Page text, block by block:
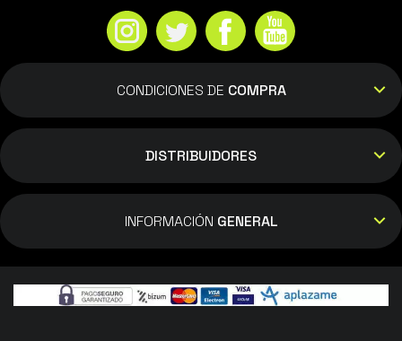
CONDICIONES DE COMPRA
DISTRIBUIDORES
INFORMACIÓN GENERAL